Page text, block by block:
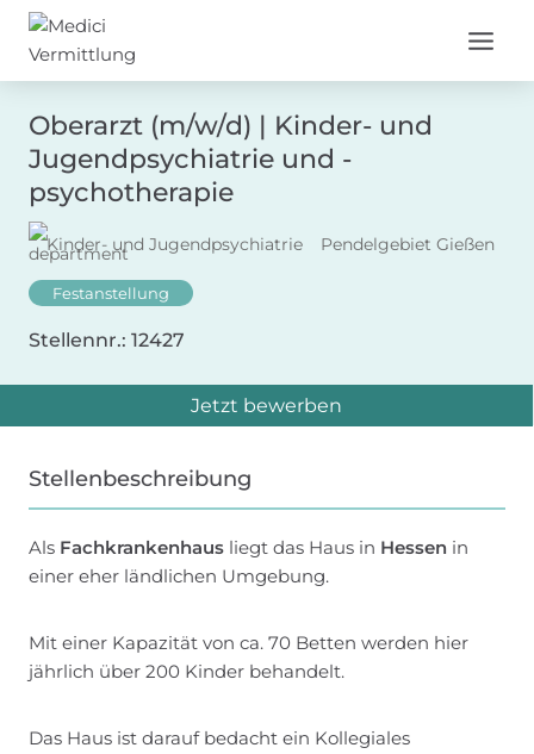
Zum
Oberarzt (m/w/d) | Kinder- und
Jugendpsychiatrie und -
psychotherapie
Kinder- und Jugendpsychiatrie Pendelgebiet Gießen
Festanstellung
Stellennr.: 12427
Jetzt bewerben
Stellenbeschreibung
Als Fachkrankenhaus liegt das Haus in Hessen in
einer eher ländlichen Umgebung.
Mit einer Kapazität von ca. 70 Betten werden hier
jährlich über 200 Kinder behandelt.
Das Haus ist darauf bedacht ein Kollegiales